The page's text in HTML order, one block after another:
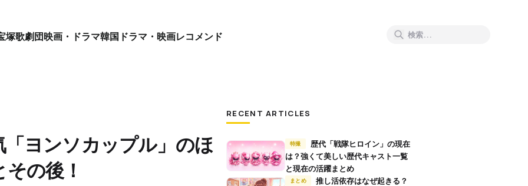
塚歌劇団映画・ドラマ韓国ドラマ・映画レコメンド
ヨンソカップル」のほ
の後！
RECENT ARTICLES
特撮
は？強くて美しい歴代キャスト一覧
と現在の活躍まとめ
まとめ
推し活依存はなぜ起きる？